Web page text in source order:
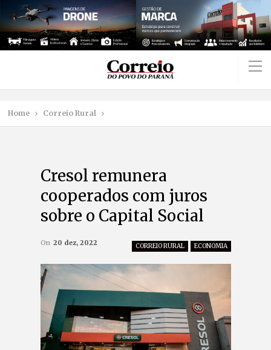
Home Correio Rural
Cresol remunera
cooperados com juros
sobre o Capital Social
CORREIO RURAL ECONOMIA
On 20 dez, 2022